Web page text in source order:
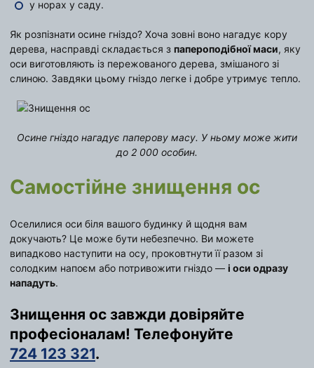
у норах у саду.
Як розпізнати осине гніздо? Хоча зовні воно нагадує кору
дерева, насправді складається з папероподібної маси, яку
оси виготовляють із пережованого дерева, змішаного зі
слиною. Завдяки цьому гніздо легке і добре утримує тепло.
Осине гніздо нагадує паперову масу. У ньому може жити
до 2 000 особин.
Самостійне знищення ос
Оселилися оси біля вашого будинку й щодня вам
докучають? Це може бути небезпечно. Ви можете
випадково наступити на осу, проковтнути її разом зі
солодким напоєм або потривожити гніздо — і оси одразу
нападуть.
Знищення ос завжди довіряйте
професіоналам! Телефонуйте
724 123 321.